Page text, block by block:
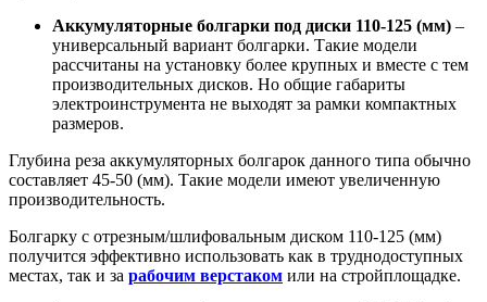
Аккумуляторные болгарки под диски 110-125 (мм) –
универсальный вариант болгарки. Такие модели
рассчитаны на установку более крупных и вместе с тем
производительных дисков. Но общие габариты
электроинструмента не выходят за рамки компактных
размеров.
Глубина реза аккумуляторных болгарок данного типа обычно
составляет 45-50 (мм). Такие модели имеют увеличенную
производительность.
Болгарку с отрезным/шлифовальным диском 110-125 (мм)
получится эффективно использовать как в труднодоступных
местах, так и за рабочим верстаком или на стройплощадке.